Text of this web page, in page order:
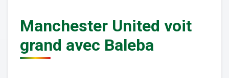
Manchester United voit
grand avec Baleba